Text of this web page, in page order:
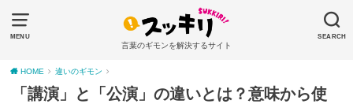
MENU SEARCH
言葉のギモンを解決するサイト
HOME 違いのギモン
「講演」と「公演」の違いとは？意味から使